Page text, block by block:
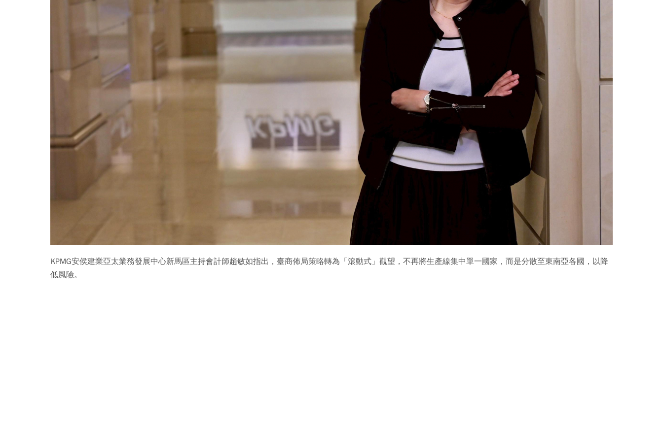
KPMG安侯建業亞太業務發展中心新馬區主持會計師趙敏如指出，臺商佈局策略轉為「滾動式」觀望，不再將生產線集中單一國家，而是分散至東南亞各國，以降
低風險。